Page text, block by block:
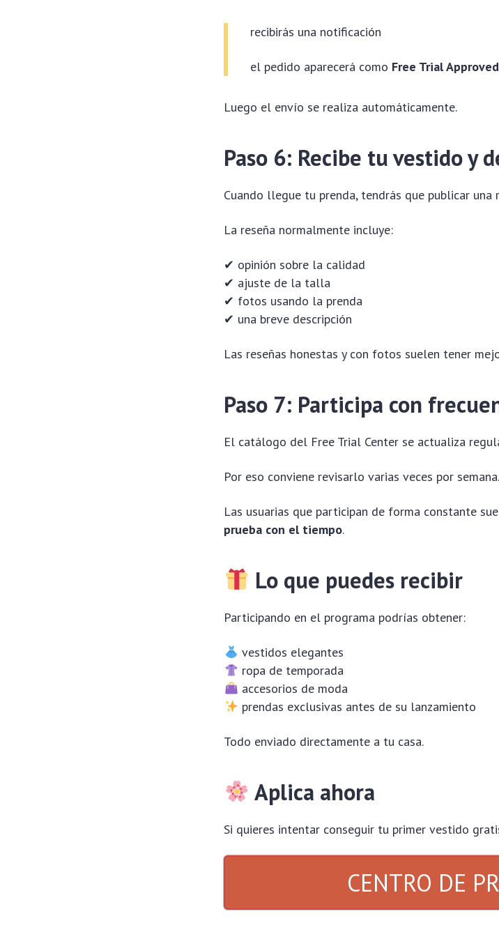
recibirás una notificación
el pedido aparecerá como Free Trial Approved
Luego el envío se realiza automáticamente.
Paso 6: Recibe tu vestido y
Cuando llegue tu prenda, tendrás que publicar
La reseña normalmente incluye:
✔ opinión sobre la calidad
✔ ajuste de la talla
✔ fotos usando la prenda
✔ una breve descripción
Las reseñas honestas y con fotos suelen tener
Paso 7: Participa con
El catálogo del Free Trial Center se actualiza
Por eso conviene revisarlo varias veces por semana.
Las usuarias que participan de forma constante
prueba con el tiempo.
Lo que puedes recibir
Participando en el programa podrías obtener:
vestidos elegantes
ropa de temporada
accesorios de moda
prendas exclusivas antes de su lanzamiento
Todo enviado directamente a tu casa.
Aplica ahora
Si quieres intentar conseguir tu primer vestido
CENTRO DE